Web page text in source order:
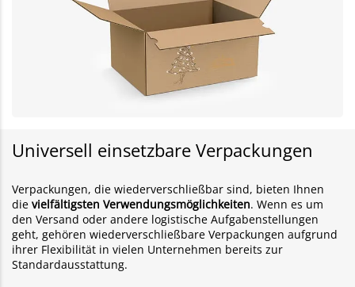
Universell einsetzbare Verpackungen
Verpackungen, die wiederverschließbar sind, bieten Ihnen
die vielfältigsten Verwendungsmöglichkeiten. Wenn es um
den Versand oder andere logistische Aufgabenstellungen
geht, gehören wiederverschließbare Verpackungen aufgrund
ihrer Flexibilität in vielen Unternehmen bereits zur
Standardausstattung.